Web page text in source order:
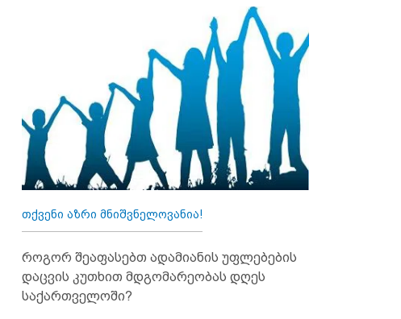
თქვენი აზრი მნიშვნელოვანია!
როგორ შეაფასებთ ადამიანის უფლებების
დაცვის კუთხით მდგომარეობას დღეს
საქართველოში?